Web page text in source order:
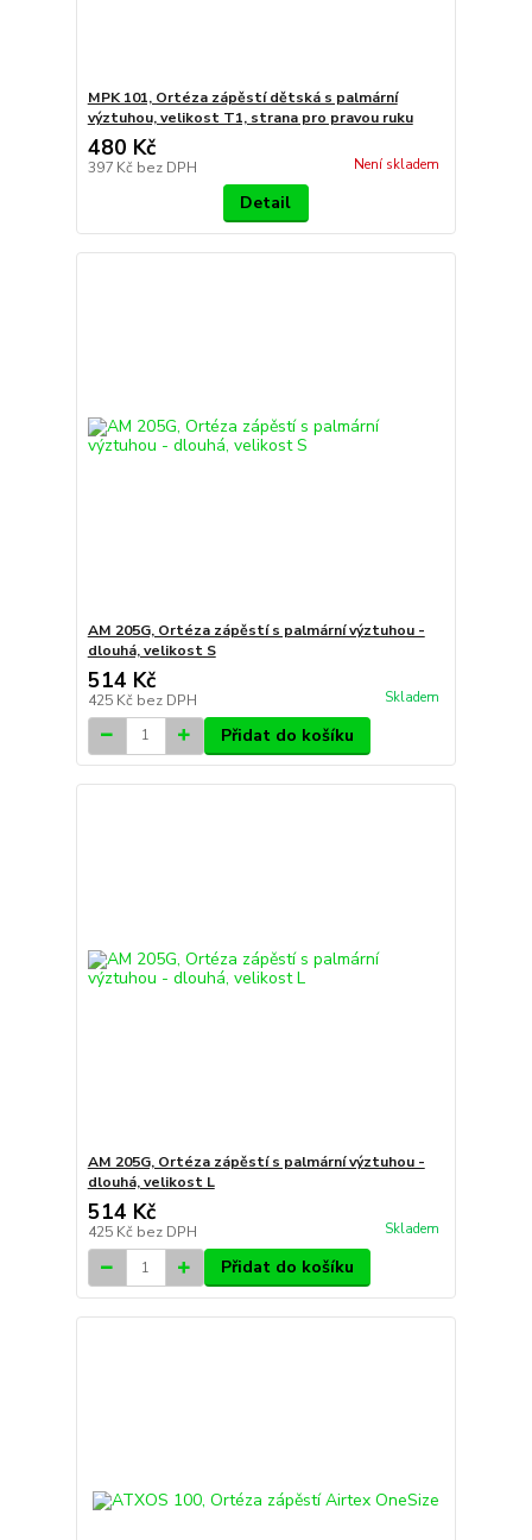
MPK 101, Ortéza zápěstí dětská s palmární
výztuhou, velikost T1, strana pro pravou ruku
480 Kč
397 Kč bez DPH Není skladem
Detail
AM 205G, Ortéza zápěstí s palmární výztuhou -
dlouhá, velikost S
514 Kč
425 Kč bez DPH Skladem
Přidat do košíku
AM 205G, Ortéza zápěstí s palmární výztuhou -
dlouhá, velikost L
514 Kč
425 Kč bez DPH Skladem
Přidat do košíku